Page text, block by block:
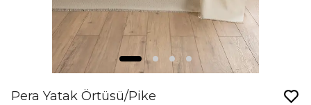
Pera Yatak Örtüsü/Pike